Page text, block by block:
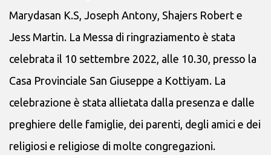
Marydasan K.S, Joseph Antony, Shajers Robert e
Jess Martin. La Messa di ringraziamento è stata
celebrata il 10 settembre 2022, alle 10.30, presso la
Casa Provinciale San Giuseppe a Kottiyam. La
celebrazione è stata allietata dalla presenza e dalle
preghiere delle famiglie, dei parenti, degli amici e dei
religiosi e religiose di molte congregazioni.